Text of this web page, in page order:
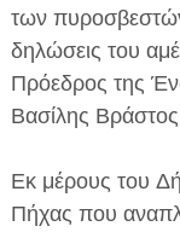
των
δηλώσεις του
Πρόεδρος της
Βασίλης
Εκ μέρους του
Πήχας που